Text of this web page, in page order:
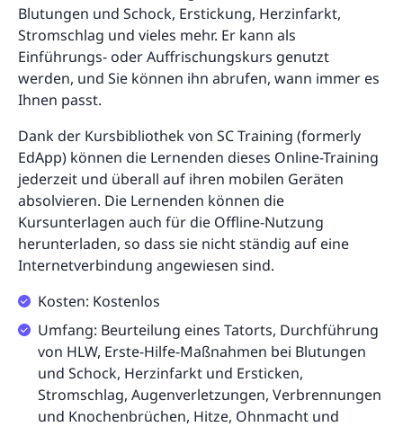
Blutungen und Schock, Erstickung, Herzinfarkt,
Stromschlag und vieles mehr. Er kann als
Einführungs- oder Auffrischungskurs genutzt
werden, und Sie können ihn abrufen, wann immer es
Ihnen passt.
Dank der Kursbibliothek von SC Training (formerly
EdApp) können die Lernenden dieses Online-Training
jederzeit und überall auf ihren mobilen Geräten
absolvieren. Die Lernenden können die
Kursunterlagen auch für die Offline-Nutzung
herunterladen, so dass sie nicht ständig auf eine
Internetverbindung angewiesen sind.
Kosten: Kostenlos
Umfang: Beurteilung eines Tatorts, Durchführung
von HLW, Erste-Hilfe-Maßnahmen bei Blutungen
und Schock, Herzinfarkt und Ersticken,
Stromschlag, Augenverletzungen, Verbrennungen
und Knochenbrüchen, Hitze, Ohnmacht und